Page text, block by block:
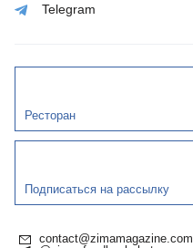
Telegram
Ресторан
Подписаться на рассылку
contact@zimamagazine.com